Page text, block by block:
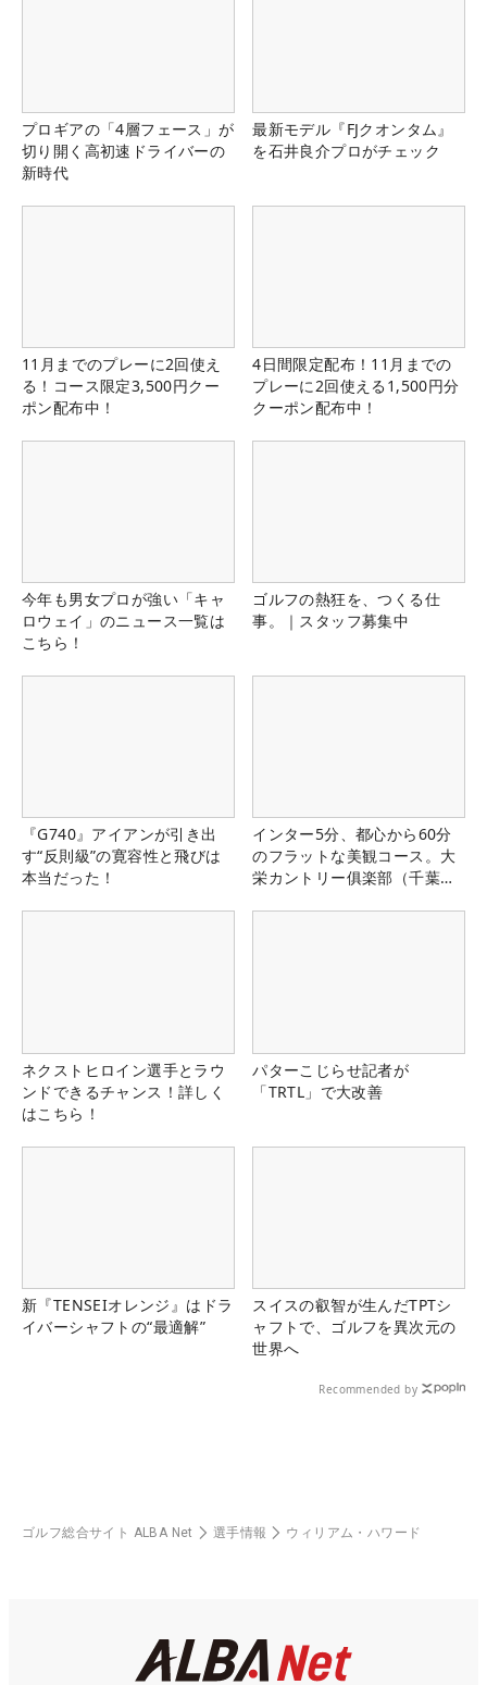
プロギアの「4層フェース」が
切り開く高初速ドライバーの
新時代
最新モデル『FJクオンタム』
を石井良介プロがチェック
11月までのプレーに2回使え
る！コース限定3,500円クー
ポン配布中！
4日間限定配布！11月までの
プレーに2回使える1,500円分
クーポン配布中！
今年も男女プロが強い「キャ
ロウェイ」のニュース一覧は
こちら！
ゴルフの熱狂を、つくる仕
事。｜スタッフ募集中
『G740』アイアンが引き出
す“反則級”の寛容性と飛びは
本当だった！
インター5分、都心から60分
のフラットな美観コース。大
栄カントリー俱楽部（千葉
ネクストヒロイン選手とラウ
ンドできるチャンス！詳しく
はこちら！
パターこじらせ記者が
「TRTL」で大改善
新『TENSEIオレンジ』はドラ
イバーシャフトの“最適解”
スイスの叡智が生んだTPTシ
ャフトで、ゴルフを異次元の
世界へ
Recommended by
ゴルフ総合サイト ALBA Net 選手情報 ウィリアム・ハワード